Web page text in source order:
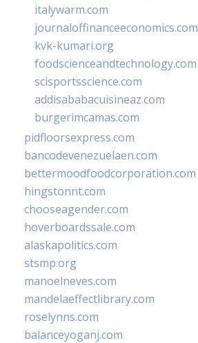
italywarm.com
journaloffinanceeconomics.com
kvk-kumari.org
foodscienceandtechnology.com
scisportsscience.com
addisababacuisineaz.com
burgerimcamas.com
pidfloorsexpress.com
bancodevenezuelaen.com
bettermoodfoodcorporation.com
hingstonnt.com
chooseagender.com
hoverboardssale.com
alaskapolitics.com
stsmp.org
manoelneves.com
mandelaeffectlibrary.com
roselynns.com
balanceyoganj.com